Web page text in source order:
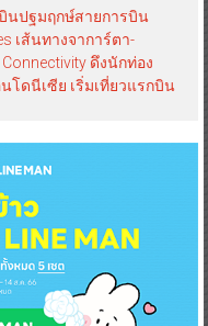
นปฐมฤกษ์สายการบิน
เส้นทางจาการ์ตา-
Connectivity ดึงนักท่อง
โดนีเซีย เริ่มเที่ยวแรกบิน